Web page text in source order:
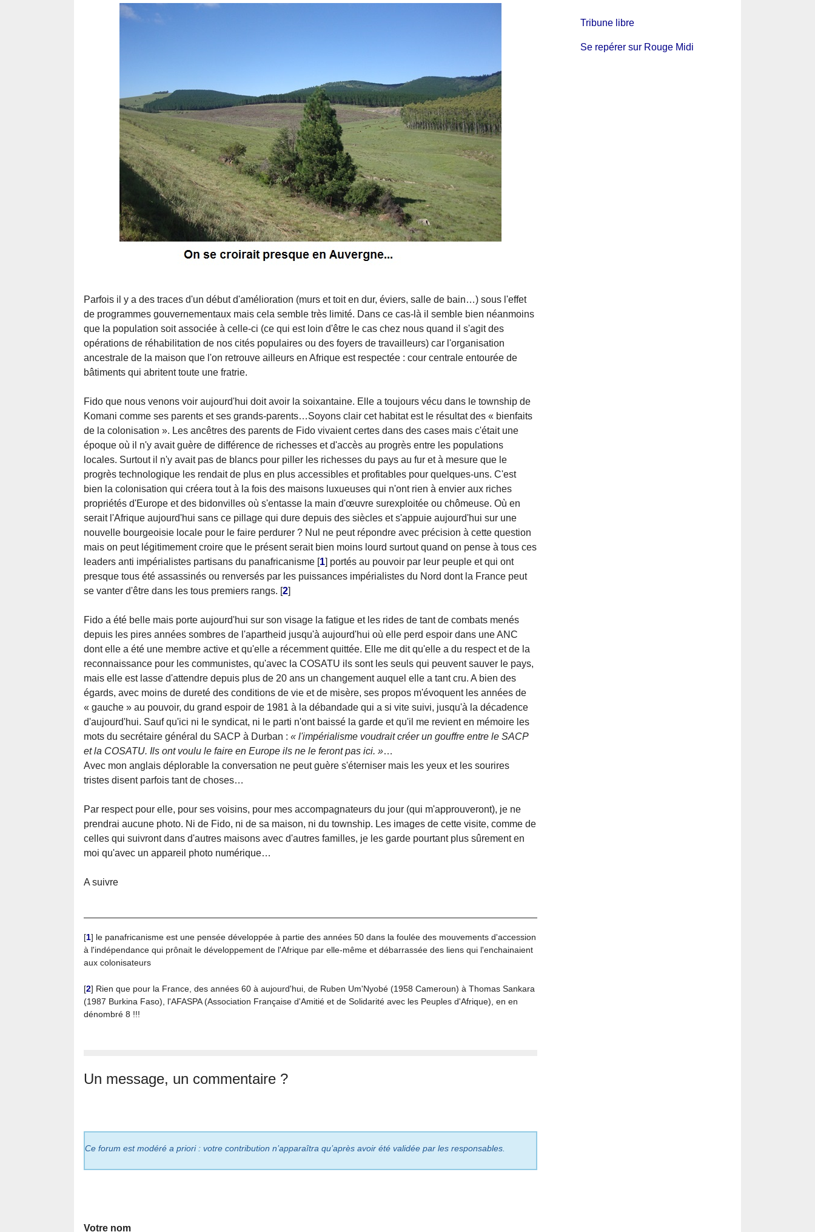
Parfois il y a des traces d'un début d'amélioration (murs et toit en dur, éviers, salle de bain…) sous l'effet
de programmes gouvernementaux mais cela semble très limité. Dans ce cas-là il semble bien néanmoins
que la population soit associée à celle-ci (ce qui est loin d'être le cas chez nous quand il s'agit des
opérations de réhabilitation de nos cités populaires ou des foyers de travailleurs) car l'organisation
ancestrale de la maison que l'on retrouve ailleurs en Afrique est respectée : cour centrale entourée de
bâtiments qui abritent toute une fratrie.
Fido que nous venons voir aujourd'hui doit avoir la soixantaine. Elle a toujours vécu dans le township de
Komani comme ses parents et ses grands-parents…Soyons clair cet habitat est le résultat des « bienfaits
de la colonisation ». Les ancêtres des parents de Fido vivaient certes dans des cases mais c'était une
époque où il n'y avait guère de différence de richesses et d'accès au progrès entre les populations
locales. Surtout il n'y avait pas de blancs pour piller les richesses du pays au fur et à mesure que le
progrès technologique les rendait de plus en plus accessibles et profitables pour quelques-uns. C'est
bien la colonisation qui créera tout à la fois des maisons luxueuses qui n'ont rien à envier aux riches
propriétés d'Europe et des bidonvilles où s'entasse la main d'œuvre surexploitée ou chômeuse. Où en
serait l'Afrique aujourd'hui sans ce pillage qui dure depuis des siècles et s'appuie aujourd'hui sur une
nouvelle bourgeoisie locale pour le faire perdurer ? Nul ne peut répondre avec précision à cette question
mais on peut légitimement croire que le présent serait bien moins lourd surtout quand on pense à tous ces
leaders anti impérialistes partisans du panafricanisme [1] portés au pouvoir par leur peuple et qui ont
presque tous été assassinés ou renversés par les puissances impérialistes du Nord dont la France peut
se vanter d'être dans les tous premiers rangs. [2]
Fido a été belle mais porte aujourd'hui sur son visage la fatigue et les rides de tant de combats menés
depuis les pires années sombres de l'apartheid jusqu'à aujourd'hui où elle perd espoir dans une ANC
dont elle a été une membre active et qu'elle a récemment quittée. Elle me dit qu'elle a du respect et de la
reconnaissance pour les communistes, qu'avec la COSATU ils sont les seuls qui peuvent sauver le pays,
mais elle est lasse d'attendre depuis plus de 20 ans un changement auquel elle a tant cru. A bien des
égards, avec moins de dureté des conditions de vie et de misère, ses propos m'évoquent les années de
« gauche » au pouvoir, du grand espoir de 1981 à la débandade qui a si vite suivi, jusqu'à la décadence
d'aujourd'hui. Sauf qu'ici ni le syndicat, ni le parti n'ont baissé la garde et qu'il me revient en mémoire les
mots du secrétaire général du SACP à Durban : « l'impérialisme voudrait créer un gouffre entre le SACP
et la COSATU. Ils ont voulu le faire en Europe ils ne le feront pas ici. »…
Avec mon anglais déplorable la conversation ne peut guère s'éterniser mais les yeux et les sourires
tristes disent parfois tant de choses…
Par respect pour elle, pour ses voisins, pour mes accompagnateurs du jour (qui m'approuveront), je ne
prendrai aucune photo. Ni de Fido, ni de sa maison, ni du township. Les images de cette visite, comme de
celles qui suivront dans d'autres maisons avec d'autres familles, je les garde pourtant plus sûrement en
moi qu'avec un appareil photo numérique…
A suivre
[1] le panafricanisme est une pensée développée à partie des années 50 dans la foulée des mouvements d'accession
à l'indépendance qui prônait le développement de l'Afrique par elle-même et débarrassée des liens qui l'enchainaient
aux colonisateurs
[2] Rien que pour la France, des années 60 à aujourd'hui, de Ruben Um'Nyobé (1958 Cameroun) à Thomas Sankara
(1987 Burkina Faso), l'AFASPA (Association Française d'Amitié et de Solidarité avec les Peuples d'Afrique), en en
dénombré 8 !!!
Un message, un commentaire ?
Ce forum est modéré a priori : votre contribution n’apparaîtra qu’après avoir été validée par les responsables.
Votre nom
Tribune libre
Se repérer sur Rouge Midi